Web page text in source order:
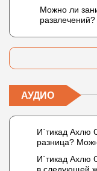
Можно ли
развлечений?
АУДИО
И`тикад Ахлю
разница?
И`тикад Ахлю